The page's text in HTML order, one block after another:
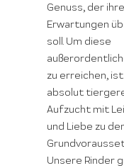
Genuss, der ihre
Erwartungen
soll. Um diese
zu erreichen,
absolut
Aufzucht mit
und Liebe zu
Unsere Rinder